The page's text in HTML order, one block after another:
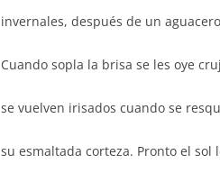
invernales, después de un
Cuando sopla la brisa se les oye
se vuelven irisados cuando se
su esmaltada corteza. Pronto el sol